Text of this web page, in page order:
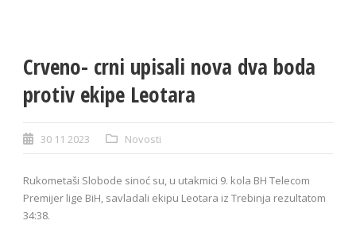
Crveno- crni upisali nova dva boda
protiv ekipe Leotara
30 11 2023 Novosti
Rukometaši Slobode sinoć su, u utakmici 9. kola BH Telecom
Premijer lige BiH, savladali ekipu Leotara iz Trebinja rezultatom
34:38.